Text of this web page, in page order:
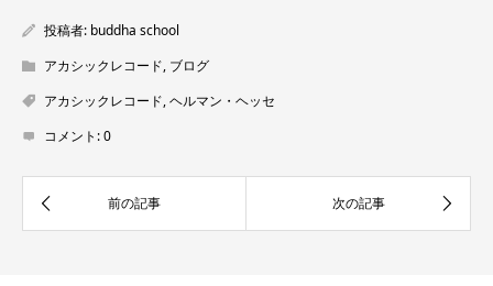
投稿者: buddha school
アカシックレコード, ブログ
アカシックレコード,ヘルマン・ヘッセ
コメント:0